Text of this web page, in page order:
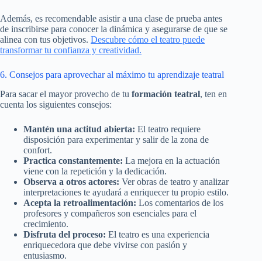
Además, es recomendable asistir a una clase de prueba antes
de inscribirse para conocer la dinámica y asegurarse de que se
alinea con tus objetivos. Descubre cómo el teatro puede
transformar tu confianza y creatividad.
6. Consejos para aprovechar al máximo tu aprendizaje teatral
Para sacar el mayor provecho de tu formación teatral, ten en
cuenta los siguientes consejos:
Mantén una actitud abierta: El teatro requiere
disposición para experimentar y salir de la zona de
confort.
Practica constantemente: La mejora en la actuación
viene con la repetición y la dedicación.
Observa a otros actores: Ver obras de teatro y analizar
interpretaciones te ayudará a enriquecer tu propio estilo.
Acepta la retroalimentación: Los comentarios de los
profesores y compañeros son esenciales para el
crecimiento.
Disfruta del proceso: El teatro es una experiencia
enriquecedora que debe vivirse con pasión y
entusiasmo.